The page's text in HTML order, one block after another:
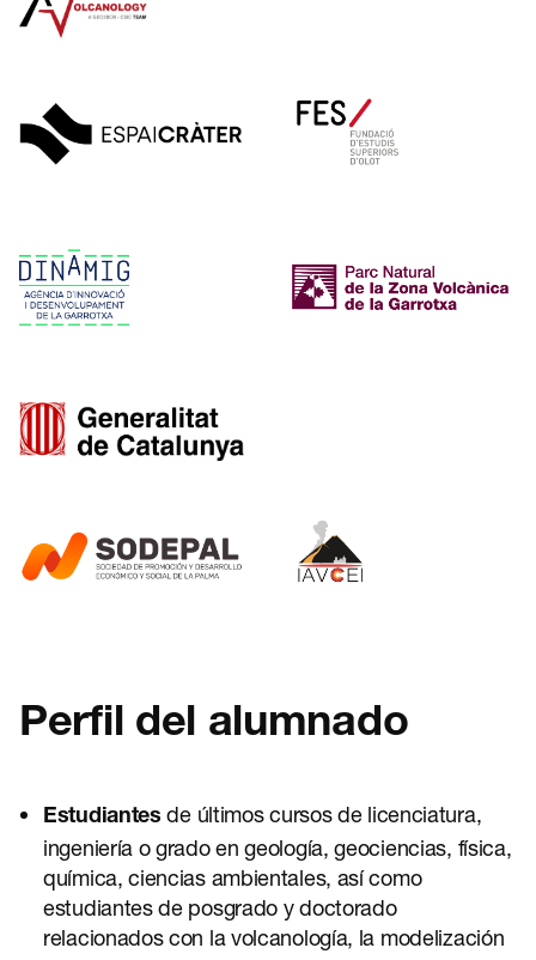
Perfil del alumnado
Estudiantes de últimos cursos de licenciatura,
ingeniería o grado en geología, geociencias, física,
química, ciencias ambientales, así como
estudiantes de posgrado y doctorado
relacionados con la volcanología, la modelización